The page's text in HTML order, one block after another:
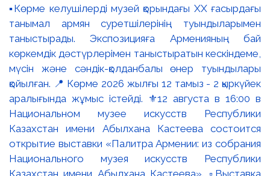
▪️Көрме келушілерді музей қорындағы ХХ ғасырдағы
танымал армян суретшілерінің туындыларымен
таныстырады. Экспозицияға Арменияның бай
көркемдік дәстүрлерімен таныстыратын кескіндеме,
мүсін және сәндік-қолданбалы өнер туындылары
қойылған. 📍 Көрме 2026 жылғы 12 тамыз - 2 қыркүйек
аралығында жұмыс істейді. ⚜️12 августа в 16:00 в
Национальном музее искусств Республики
Казахстан имени Абылхана Кастеева состоится
открытие выставки «Палитра Армении: из собрания
Национального музея искусств Республики
Казахстан имени Абылхана Кастеева». ▫️Выставка